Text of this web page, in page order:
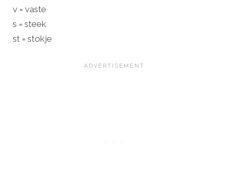
v = vaste
s = steek
st = stokje